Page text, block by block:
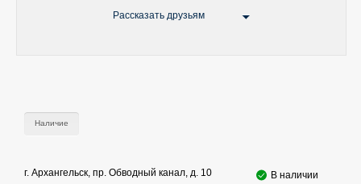
Рассказать друзьям
Наличие
г. Архангельск, пр. Обводный канал, д. 10
В наличии